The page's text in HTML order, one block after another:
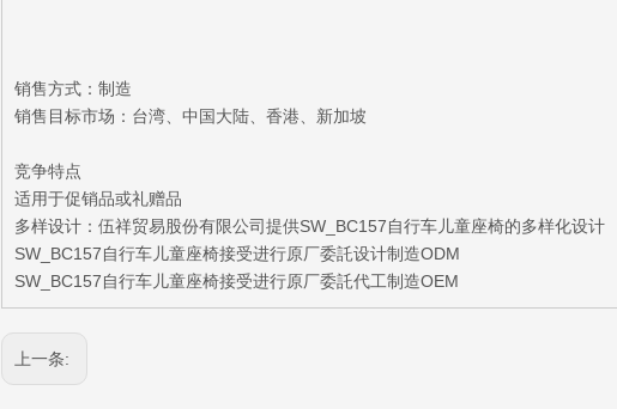
销售方式：制造
销售目标市场：台湾、中国大陆、香港、新加坡
竞争特点
适用于促销品或礼赠品
多样设计：伍祥贸易股份有限公司提供SW_BC157自行车儿童座椅的多样化设计
SW_BC157自行车儿童座椅接受进行原厂委託设计制造ODM
SW_BC157自行车儿童座椅接受进行原厂委託代工制造OEM
上一条: